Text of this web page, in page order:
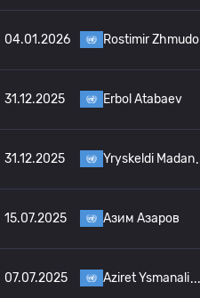
04.01.2026 Rostimir Zhmudo
31.12.2025 Erbol Atabaev
31.12.2025 Yryskeldi Madan
15.07.2025 Азим Азаров
07.07.2025 Aziret Ysmanali